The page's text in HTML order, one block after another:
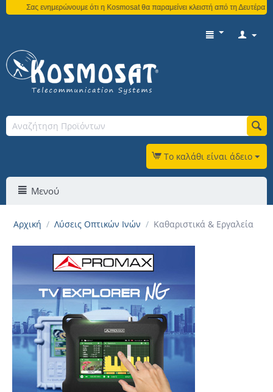
Σας ενημερώνουμε ότι η Kosmosat θα παραμείνει κλειστή από τη Δευτέρα 3
Το καλάθι είναι άδειο
Μενού
Αρχική / Λύσεις Οπτικών Ινών / Καθαριστικά & Εργαλεία